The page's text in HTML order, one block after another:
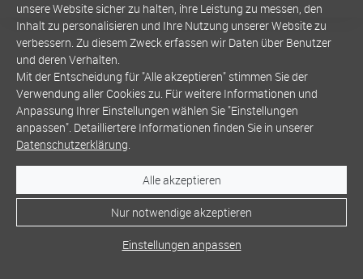
unsere Website sicher zu halten, ihre Leistung zu messen, den
Inhalt zu personalisieren und Ihre Nutzung unserer Website zu
verbessern. Zu diesem Zweck erfassen wir Daten über Benutzer
und deren Verhalten.
Mit der Entscheidung für "Alle akzeptieren" stimmen Sie der
Verwendung aller Cookies zu. Für weitere Informationen und
Anpassung Ihrer Einstellungen wählen Sie "Einstellungen
anpassen". Detailliertere Informationen finden Sie in unserer
Datenschutzerklärung.
Alle akzeptieren
Nur notwendige akzeptieren
Einstellungen anpassen